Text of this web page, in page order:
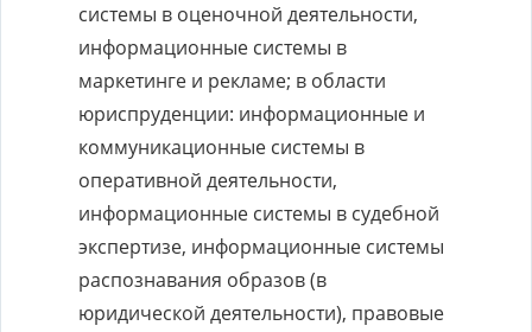
системы в оценочной деятельности,
информационные системы в
маркетинге и рекламе; в области
юриспруденции: информационные и
коммуникационные системы в
оперативной деятельности,
информационные системы в судебной
экспертизе, информационные системы
распознавания образов (в
юридической деятельности), правовые